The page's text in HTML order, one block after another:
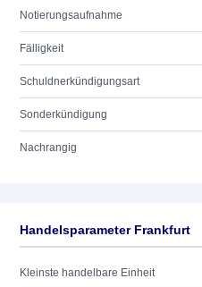
Notierungsaufnahme
Fälligkeit
Schuldnerkündigungsart
Sonderkündigung
Nachrangig
Handelsparameter Frankfurt
Kleinste handelbare Einheit